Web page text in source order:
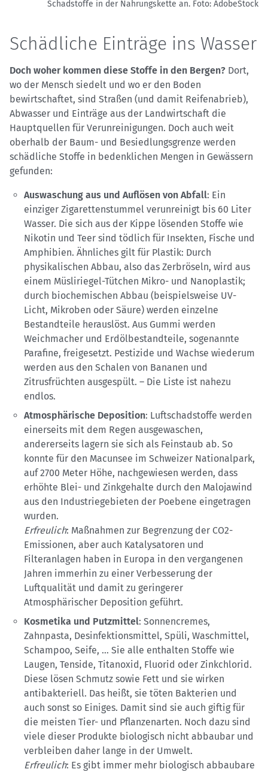
Schadstoffe in der Nahrungskette an. Foto: AdobeStock
Schädliche Einträge ins Wasser
Doch woher kommen diese Stoffe in den Bergen? Dort,
wo der Mensch siedelt und wo er den Boden
bewirtschaftet, sind Straßen (und damit Reifenabrieb),
Abwasser und Einträge aus der Landwirtschaft die
Hauptquellen für Verunreinigungen. Doch auch weit
oberhalb der Baum- und Besiedlungsgrenze werden
schädliche Stoffe in bedenklichen Mengen in Gewässern
gefunden:
Auswaschung aus und Auflösen von Abfall: Ein
einziger Zigarettenstummel verunreinigt bis 60 Liter
Wasser. Die sich aus der Kippe lösenden Stoffe wie
Nikotin und Teer sind tödlich für Insekten, Fische und
Amphibien. Ähnliches gilt für Plastik: Durch
physikalischen Abbau, also das Zerbröseln, wird aus
einem Müsliriegel-Tütchen Mikro- und Nanoplastik;
durch biochemischen Abbau (beispielsweise UV-
Licht, Mikroben oder Säure) werden einzelne
Bestandteile herauslöst. Aus Gummi werden
Weichmacher und Erdölbestandteile, sogenannte
Parafine, freigesetzt. Pestizide und Wachse wiederum
werden aus den Schalen von Bananen und
Zitrusfrüchten ausgespült. – Die Liste ist nahezu
endlos.
Atmosphärische Deposition: Luftschadstoffe werden
einerseits mit dem Regen ausgewaschen,
andererseits lagern sie sich als Feinstaub ab. So
konnte für den Macunsee im Schweizer Nationalpark,
auf 2700 Meter Höhe, nachgewiesen werden, dass
erhöhte Blei- und Zinkgehalte durch den Malojawind
aus den Industriegebieten der Poebene eingetragen
wurden.
Erfreulich: Maßnahmen zur Begrenzung der CO2-
Emissionen, aber auch Katalysatoren und
Filteranlagen haben in Europa in den vergangenen
Jahren immerhin zu einer Verbesserung der
Luftqualität und damit zu geringerer
Atmosphärischer Deposition geführt.
Kosmetika und Putzmittel: Sonnencremes,
Zahnpasta, Desinfektionsmittel, Spüli, Waschmittel,
Schampoo, Seife, … Sie alle enthalten Stoffe wie
Laugen, Tenside, Titanoxid, Fluorid oder Zinkchlorid.
Diese lösen Schmutz sowie Fett und sie wirken
antibakteriell. Das heißt, sie töten Bakterien und
auch sonst so Einiges. Damit sind sie auch giftig für
die meisten Tier- und Pflanzenarten. Noch dazu sind
viele dieser Produkte biologisch nicht abbaubar und
verbleiben daher lange in der Umwelt.
Erfreulich: Es gibt immer mehr biologisch abbaubare